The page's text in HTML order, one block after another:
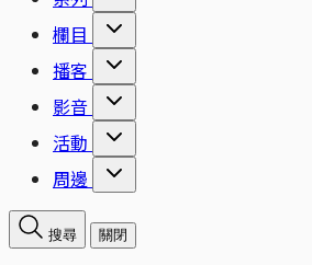
欄目
播客
影音
活動
周邊
搜尋 關閉